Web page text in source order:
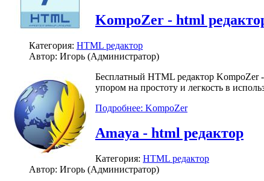
KompoZer - html
Категория: HTML редактор
Автор: Игорь (Администратор)
Бесплатный HTML редактор KompoZer
упором на простоту и легкость в
Подробнее: KompoZer
Amaya - html редактор
Категория: HTML редактор
Автор: Игорь (Администратор)